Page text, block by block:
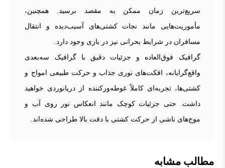
سریع‌ترین زمان ممکن به مقصد برسید. همچنین،
مأموریت‌هایی مانند نجات کشتی‌های آسیب‌دیده و انتقال
مسافران در شرایط بحرانی نیز در بازی وجود دارد.
گرافیک فوق‌العاده و جزئیات دقیق با گرافیک سه‌بعدی
واقع‌گرایانه، افکت‌های نوری جذاب و حرکت طبیعی امواج و
کشتی‌ها، تجربه‌ای کاملاً غوطه‌ورکننده از دریانوردی خواهید
داشت. حتی جزئیات کوچک مانند انعکاس نور روی آب و
موج‌های ناشی از حرکت کشتی با دقت بالا طراحی شده‌اند.
مطالب مشابه